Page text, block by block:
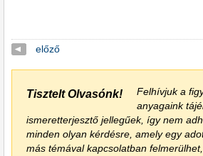
előző
Tisztelt Olvasónk!
Felhívjuk a
anyagaink
ismeretterjesztő jellegűek, így nem
minden olyan kérdésre, amely egy
más témával kapcsolatban